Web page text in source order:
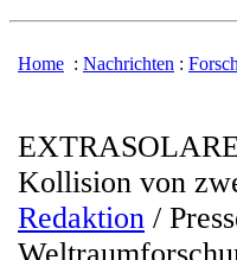
Home : Nachrichten :
Kollision von
Redaktion /